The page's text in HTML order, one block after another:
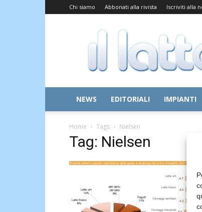
Chi siamo Abbonati alla rivista Iscriviti alla
Il
Latte
NEWS EDITORIALI IMPIANTI
Home Tags Nielsen
Tag: Nielsen